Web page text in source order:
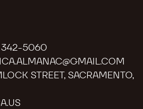
342-5060
STREET, SACRAMENTO,